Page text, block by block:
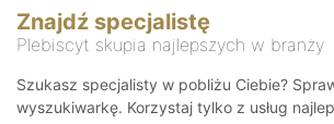
Znajdź specjalistę
Plebiscyt skupia najlepszych w branży
Szukasz specjalisty w pobliżu Ciebie?
wyszukiwarkę. Korzystaj tylko z usług